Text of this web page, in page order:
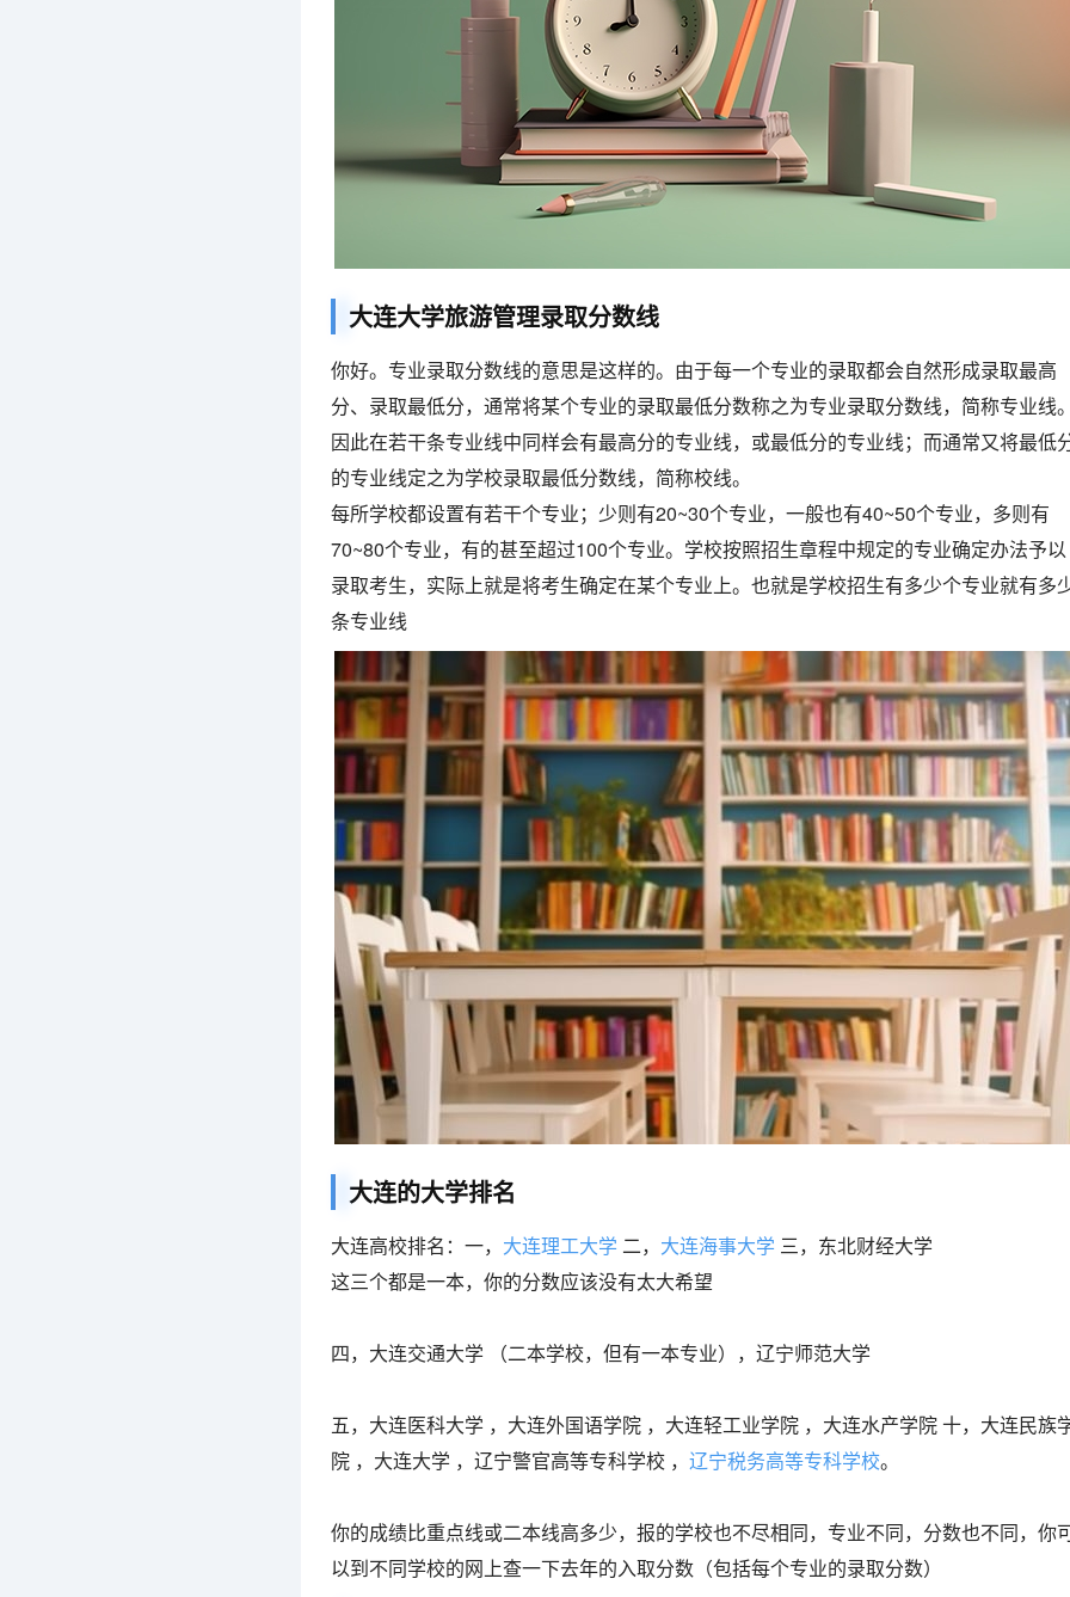
大连大学旅游管理录取分数线
你好。专业录取分数线的意思是这样的。由于每一个专业的录取都会自然形成录取最高
分、录取最低分，通常将某个专业的录取最低分数称之为专业录取分数线，简称专业线
因此在若干条专业线中同样会有最高分的专业线，或最低分的专业线；而通常又将最低
的专业线定之为学校录取最低分数线，简称校线。
每所学校都设置有若干个专业；少则有20~30个专业，一般也有40~50个专业，多则有
70~80个专业，有的甚至超过100个专业。学校按照招生章程中规定的专业确定办法予以
录取考生，实际上就是将考生确定在某个专业上。也就是学校招生有多少个专业就有多
条专业线
大连的大学排名
大连高校排名：一， 大连理工大学 二， 大连海事大学 三，东北财经大学
这三个都是一本，你的分数应该没有太大希望
四，大连交通大学 （二本学校，但有一本专业），辽宁师范大学
五，大连医科大学 ，大连外国语学院 ，大连轻工业学院 ，大连水产学院 十，大连民族
院 ，大连大学 ，辽宁警官高等专科学校 ， 辽宁税务高等专科学校。
你的成绩比重点线或二本线高多少，报的学校也不尽相同，专业不同，分数也不同，你
以到不同学校的网上查一下去年的入取分数（包括每个专业的录取分数）